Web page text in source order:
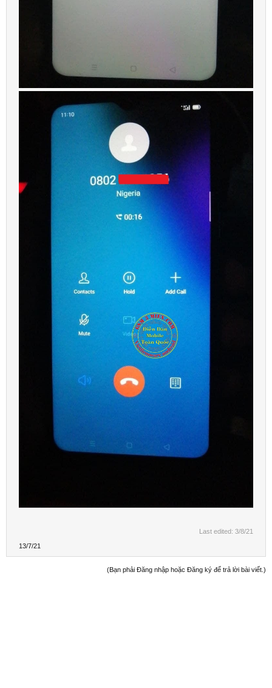
Last edited: 3/8/21
13/7/21
(Bạn phải Đăng nhập hoặc Đăng ký để trả lời bài viết.)